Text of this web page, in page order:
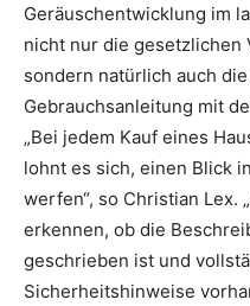
Geräuschentwicklung im
nicht nur die gesetzlichen
sondern natürlich auch
Gebrauchsanleitung mit
„Bei jedem Kauf eines
lohnt es sich, einen Blick
werfen“, so Christian Lex.
erkennen, ob die
geschrieben ist und
Sicherheitshinweise